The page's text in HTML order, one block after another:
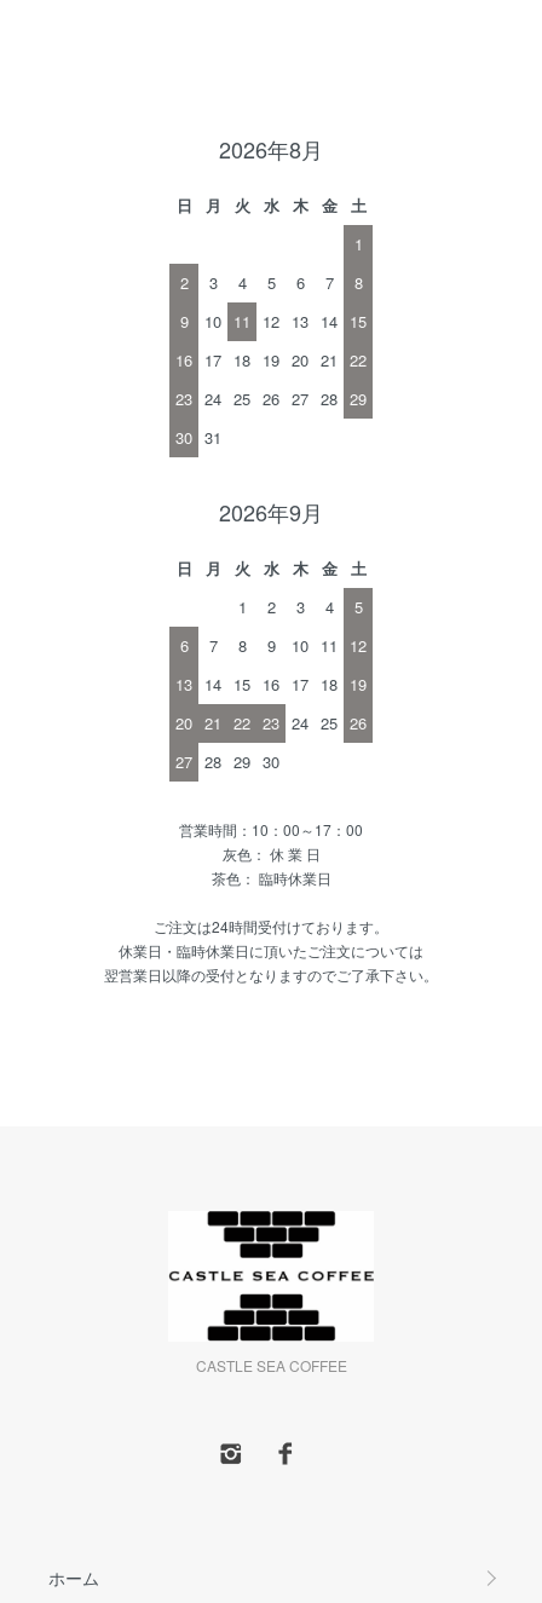
2026年8月
日 月 火 水 木 金
土
1
2
3 4 5 6 7
8
9
10 11 12 13 14 15
16 17 18 19 20 21
22
23 24 25 26 27 28 29
30 31
2026年9月
日 月 火 水 木 金
土
1
2 3 4
5
6
7 8 9 10 11
12
13 14 15 16 17 18 19
20 21 22 23 24 25 26
27 28 29 30
営業時間：10：00～17：00
灰色： 休 業 日
茶色： 臨時休業日
ご注文は24時間受付けております。
休業日・臨時休業日に頂いたご注文については
翌営業日以降の受付となりますのでご了承下さい。
CASTLE SEA COFFEE
ホーム